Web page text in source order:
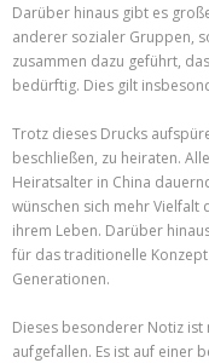
Darüber hinaus gibt es
anderer sozialer Gruppen,
zusammen dazu geführt,
bedürftig. Dies gilt
Trotz dieses Drucks
beschließen, zu heiraten.
Heiratsalter in China
wünschen sich mehr
ihrem Leben. Darüber
für das traditionelle
Generationen.
Dieses besonderer Notiz ist
aufgefallen. Es ist auf einer